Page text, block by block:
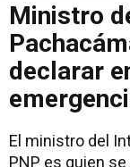
Ministro
declarar
El ministro del
PNP es quien